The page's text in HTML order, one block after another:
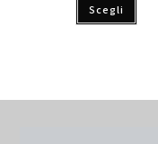
Scegli